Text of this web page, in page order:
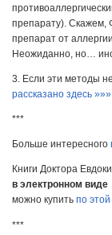
препарату). Скажем,
препарат от
Неожиданно, но…
3. Если эти методы
рассказано здесь »»»
***
Больше интересного
Книги Доктора
в электронном виде
можно купить по
***